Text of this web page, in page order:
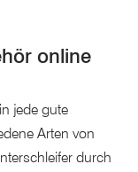
online
jede gute
Arten von
durch